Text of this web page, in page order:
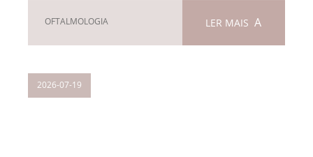
OFTALMOLOGIA LER MAIS
2026-07-19